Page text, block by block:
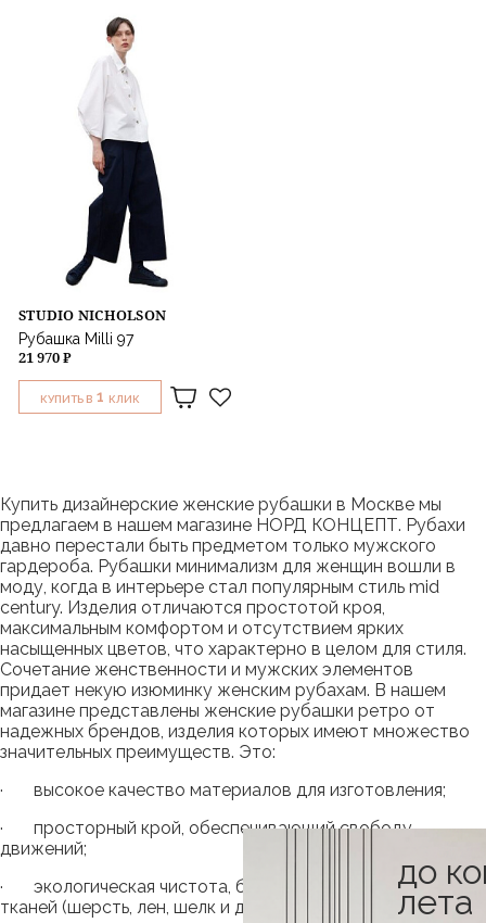
STUDIO NICHOLSON
Рубашка Milli 97
21 970 ₽
КУПИТЬ В 1 КЛИК
Купить дизайнерские женские рубашки в Москве мы
предлагаем в нашем магазине НОРД КОНЦЕПТ. Рубахи
давно перестали быть предметом только мужского
гардероба. Рубашки минимализм для женщин вошли в
моду, когда в интерьере стал популярным стиль mid
century. Изделия отличаются простотой кроя,
максимальным комфортом и отсутствием ярких
насыщенных цветов, что характерно в целом для стиля.
Сочетание женственности и мужских элементов
придает некую изюминку женским рубахам. В нашем
магазине представлены женские рубашки ретро от
надежных брендов, изделия которых имеют множество
значительных преимуществ. Это:
· высокое качество материалов для изготовления;
· просторный крой, обеспечивающий свободу
движений;
· экологическая чистота, благодаря натуральности
тканей (шерсть, лен, шелк и др.);
до
лета